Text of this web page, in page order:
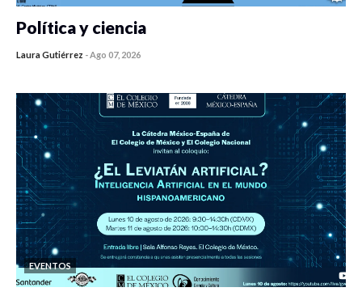
Política y ciencia
Laura Gutiérrez -Ago 07, 2026
EVENTOS